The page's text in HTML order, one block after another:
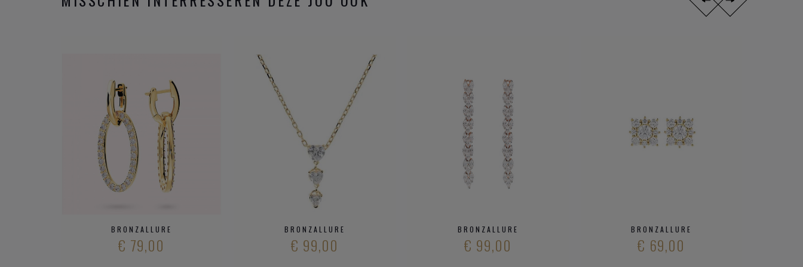
BRONZALLURE
€ 79,00
BRONZALLURE
€ 99,00
BRONZALLURE
€ 99,00
BRONZALLURE
€ 69,00